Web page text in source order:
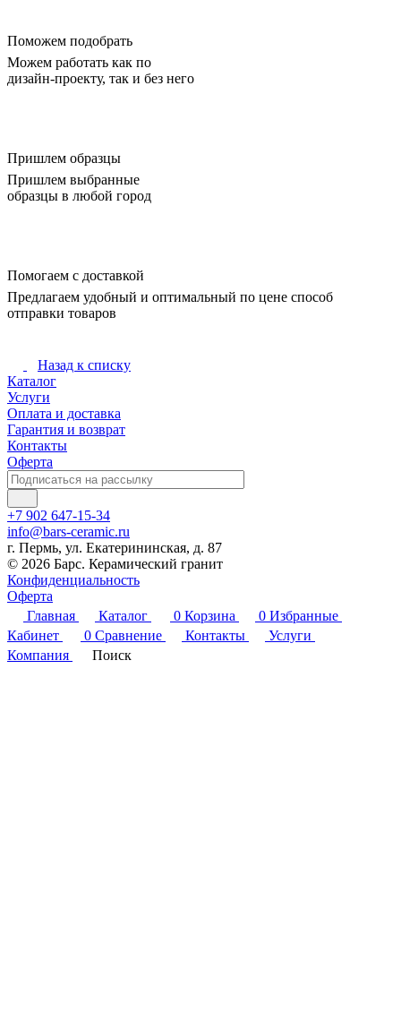
Поможем подобрать
Можем работать как по
дизайн-проекту, так и без него
Пришлем образцы
Пришлем выбранные
образцы в любой город
Помогаем с доставкой
Предлагаем удобный и оптимальный по цене способ
отправки товаров
Назад к списку
Каталог
Услуги
Оплата и доставка
Гарантия и возврат
Контакты
Оферта
+7 902 647-15-34
info@bars-ceramic.ru
г. Пермь, ул. Екатерининская, д. 87
© 2026 Барс. Керамический гранит
Конфиденциальность
Оферта
Главная
Каталог 0 Корзина 0 Избранные
Кабинет
0 Сравнение Контакты
Услуги
Компания
Поиск